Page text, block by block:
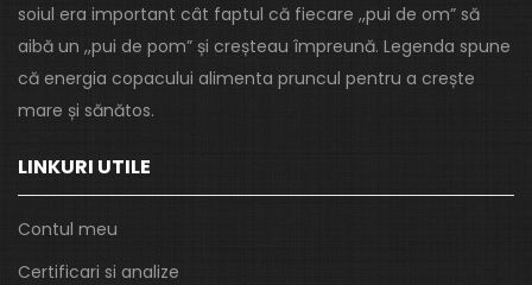
soiul era important cât faptul că fiecare ,,pui de om” să
aibă un ,,pui de pom” și creșteau împreună. Legenda spune
că energia copacului alimenta pruncul pentru a crește
mare și sănătos.
LINKURI UTILE
Contul meu
Certificari si analize